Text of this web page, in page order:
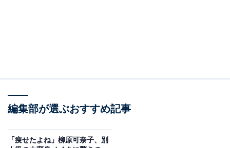
編集部が選ぶおすすめ記事
「痩せたよね」柳原可奈子、別